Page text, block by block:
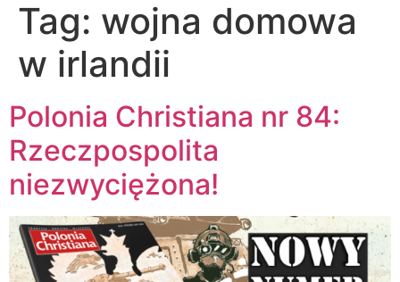
Tag: wojna domowa
w irlandii
Polonia Christiana nr 84:
Rzeczpospolita
niezwyciężona!